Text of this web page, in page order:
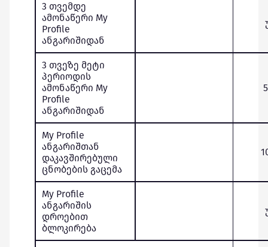
3 თვემდე
ამონაწერი My
Profile
ანგარიშიდან
3 თვეზე მეტი
პერიოდის
ამონაწერი My
Profile
ანგარიშიდან
My Profile
ანგარიშთან
დაკავშირებული
ცნობების გაცემა
My Profile
ანგარიშის
დროებით
ბლოკირება